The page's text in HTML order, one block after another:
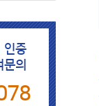
인증
의